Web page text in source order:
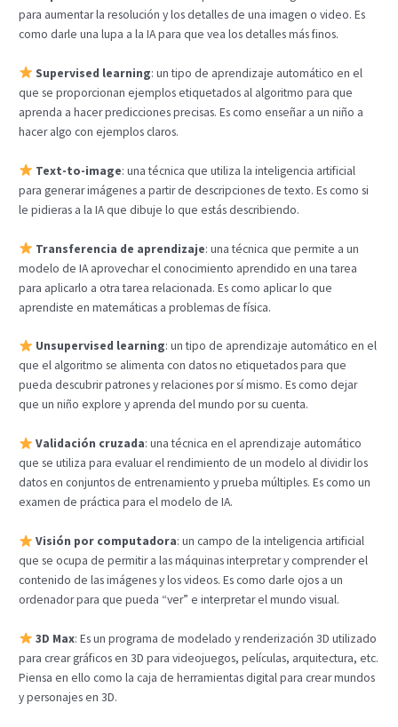
para aumentar la resolución y los detalles de una imagen o video. Es
como darle una lupa a la IA para que vea los detalles más finos.
Supervised learning: un tipo de aprendizaje automático en el
que se proporcionan ejemplos etiquetados al algoritmo para que
aprenda a hacer predicciones precisas. Es como enseñar a un niño a
hacer algo con ejemplos claros.
Text-to-image: una técnica que utiliza la inteligencia artificial
para generar imágenes a partir de descripciones de texto. Es como si
le pidieras a la IA que dibuje lo que estás describiendo.
Transferencia de aprendizaje: una técnica que permite a un
modelo de IA aprovechar el conocimiento aprendido en una tarea
para aplicarlo a otra tarea relacionada. Es como aplicar lo que
aprendiste en matemáticas a problemas de física.
Unsupervised learning: un tipo de aprendizaje automático en el
que el algoritmo se alimenta con datos no etiquetados para que
pueda descubrir patrones y relaciones por sí mismo. Es como dejar
que un niño explore y aprenda del mundo por su cuenta.
Validación cruzada: una técnica en el aprendizaje automático
que se utiliza para evaluar el rendimiento de un modelo al dividir los
datos en conjuntos de entrenamiento y prueba múltiples. Es como un
examen de práctica para el modelo de IA.
Visión por computadora: un campo de la inteligencia artificial
que se ocupa de permitir a las máquinas interpretar y comprender el
contenido de las imágenes y los videos. Es como darle ojos a un
ordenador para que pueda “ver” e interpretar el mundo visual.
3D Max: Es un programa de modelado y renderización 3D utilizado
para crear gráficos en 3D para videojuegos, películas, arquitectura, etc.
Piensa en ello como la caja de herramientas digital para crear mundos
y personajes en 3D.